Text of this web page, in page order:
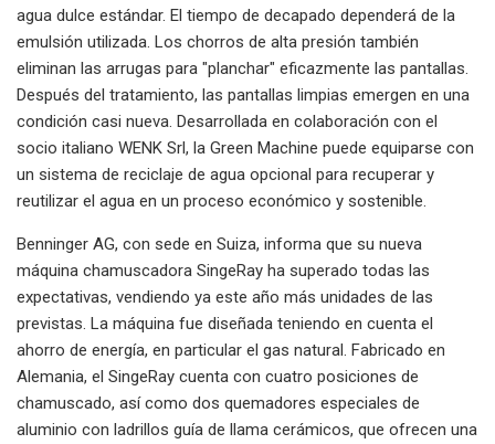
agua dulce estándar. El tiempo de decapado dependerá de la
emulsión utilizada. Los chorros de alta presión también
eliminan las arrugas para "planchar" eficazmente las pantallas.
Después del tratamiento, las pantallas limpias emergen en una
condición casi nueva. Desarrollada en colaboración con el
socio italiano WENK Srl, la Green Machine puede equiparse con
un sistema de reciclaje de agua opcional para recuperar y
reutilizar el agua en un proceso económico y sostenible.
Benninger AG, con sede en Suiza, informa que su nueva
máquina chamuscadora SingeRay ha superado todas las
expectativas, vendiendo ya este año más unidades de las
previstas. La máquina fue diseñada teniendo en cuenta el
ahorro de energía, en particular el gas natural. Fabricado en
Alemania, el SingeRay cuenta con cuatro posiciones de
chamuscado, así como dos quemadores especiales de
aluminio con ladrillos guía de llama cerámicos, que ofrecen una